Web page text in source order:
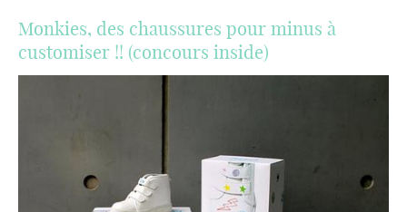
Monkies, des chaussures pour minus à
customiser !! (concours inside)